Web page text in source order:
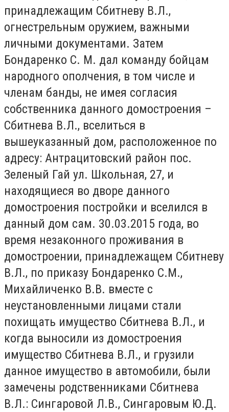
принадлежащим Сбитневу В.Л.,
огнестрельным оружием, важными
личными документами. Затем
Бондаренко С. М. дал команду бойцам
народного ополчения, в том числе и
членам банды, не имея согласия
собственника данного домостроения –
Сбитнева В.Л., вселиться в
вышеуказанный дом, расположенное по
адресу: Антрацитовский район пос.
Зеленый Гай ул. Школьная, 27, и
находящиеся во дворе данного
домостроения постройки и вселился в
данный дом сам. 30.03.2015 года, во
время незаконного проживания в
домостроении, принадлежащем Сбитневу
В.Л., по приказу Бондаренко С.М.,
Михайличенко В.В. вместе с
неустановленными лицами стали
похищать имущество Сбитнева В.Л., и
когда выносили из домостроения
имущество Сбитнева В.Л., и грузили
данное имущество в автомобили, были
замечены родственниками Сбитнева
В.Л.: Сингаровой Л.В., Сингаровым Ю.Д.